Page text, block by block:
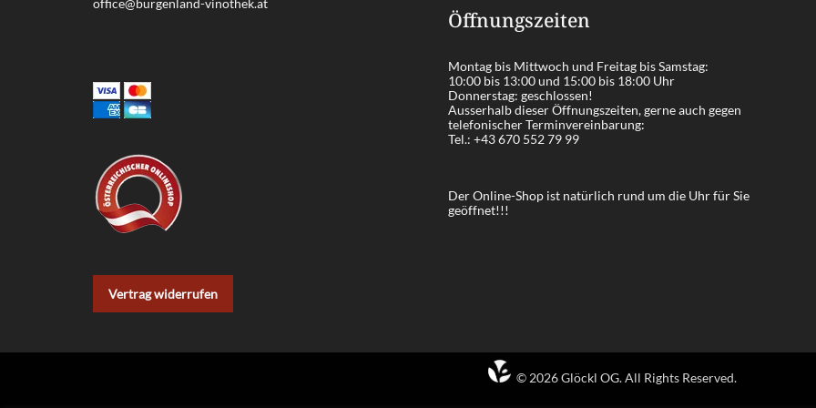
Vertrag widerrufen
Öffnungszeiten
Montag bis Mittwoch und Freitag bis Samstag:
10:00 bis 13:00 und 15:00 bis 18:00 Uhr
Donnerstag: geschlossen!
Ausserhalb dieser Öffnungszeiten, gerne auch gegen
telefonischer Terminvereinbarung:
Tel.: +43 670 552 79 99
Der Online-Shop ist natürlich rund um die Uhr für Sie
geöffnet!!!
© 2026 Glöckl OG. All Rights Reserved.